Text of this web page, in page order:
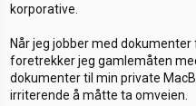
korporative.
Når jeg jobber med
foretrekker jeg gamlemåten
dokumenter til min private
irriterende å måtte ta omveien.